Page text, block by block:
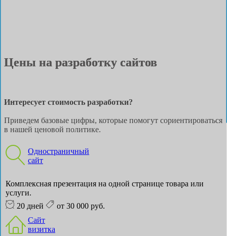
Цены на разработку сайтов
Интересует стоимость разработки?
Приведем базовые цифры, которые помогут сориентироваться
в нашей ценовой политике.
Одностраничный
сайт
Комплексная презентация на одной странице товара или
услуги.
20 дней
от 30 000 руб.
Сайт
визитка